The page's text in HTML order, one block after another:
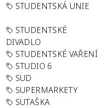
STUDENTSKÁ UNIE
STUDENTSKÉ
DIVADLO
STUDENTSKÉ VAŘENÍ
STUDIO 6
SUD
SUPERMARKETY
SUTAŠKA